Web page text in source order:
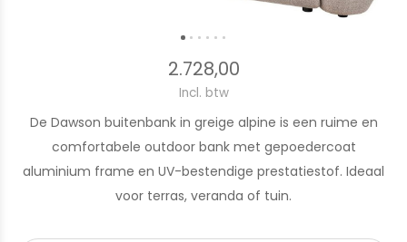
2.728,00
Incl. btw
De Dawson buitenbank in greige alpine is een ruime en
comfortabele outdoor bank met gepoedercoat
aluminium frame en UV-bestendige prestatiestof. Ideaal
voor terras, veranda of tuin.